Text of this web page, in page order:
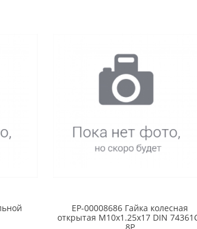
EP-00008686 Гайка колесная
открытая М10x1.25x17 DIN